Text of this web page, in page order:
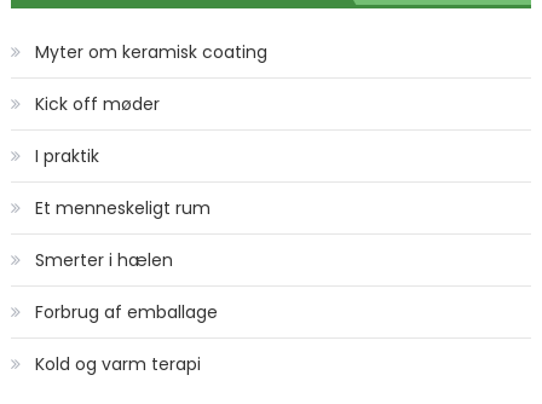
Myter om keramisk coating
Kick off møder
I praktik
Et menneskeligt rum
Smerter i hælen
Forbrug af emballage
Kold og varm terapi